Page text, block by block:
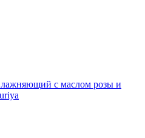
с маслом розы и